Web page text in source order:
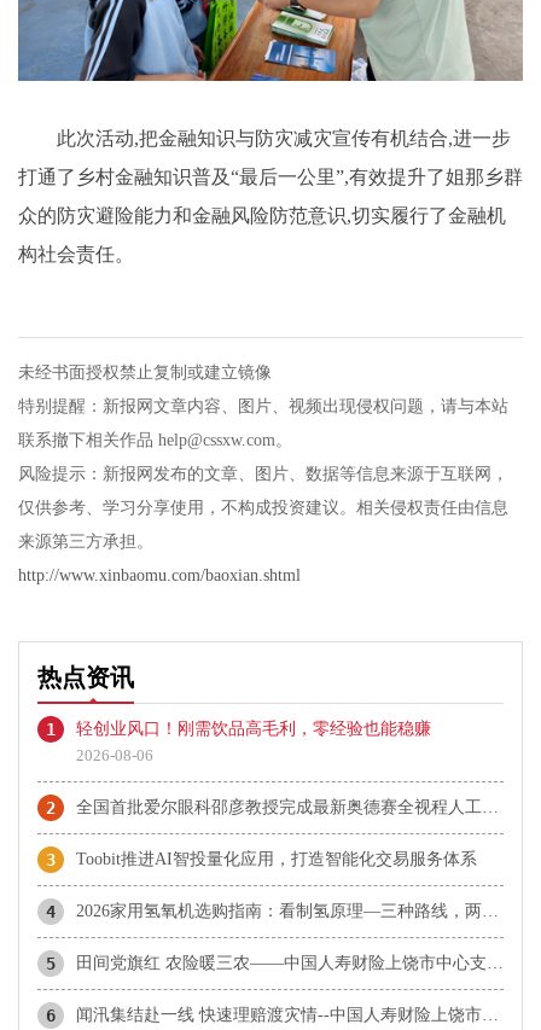
此次活动,把金融知识与防灾减灾宣传有机结合,进一步
打通了乡村金融知识普及“最后一公里”,有效提升了姐那乡群
众的防灾避险能力和金融风险防范意识,切实履行了金融机
构社会责任。
未经书面授权禁止复制或建立镜像
特别提醒：新报网文章内容、图片、视频出现侵权问题，请与本站
联系撤下相关作品 help@cssxw.com。
风险提示：新报网发布的文章、图片、数据等信息来源于互联网，
仅供参考、学习分享使用，不构成投资建议。相关侵权责任由信息
来源第三方承担。
http://www.xinbaomu.com/baoxian.shtml
热点资讯
1
轻创业风口！刚需饮品高毛利，零经验也能稳赚
2026-08-06
2 ​全国首批爱尔眼科邵彦教授完成最新奥德赛全视程人工晶状体植入
3 Toobit推进AI智投量化应用，打造智能化交易服务体系
4 2026家用氢氧机选购指南：看制氢原理—三种路线，两种已被团标排除
5 田间党旗红 农险暖三农——中国人寿财险上饶市中心支公司扎实做好农险理赔服务
6 闻汛集结赴一线 快速理赔渡灾情--中国人寿财险上饶市中心支公司高效推进汛期农业救灾理赔工作